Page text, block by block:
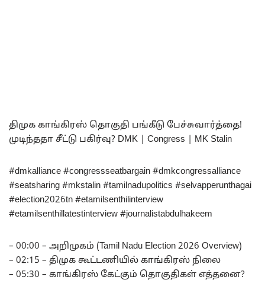
திமுக காங்கிரஸ் தொகுதி பங்கீடு பேச்சுவார்த்தை!
முடிந்ததா சீட்டு பகிர்வு? DMK | Congress | MK Stalin
#dmkalliance #congressseatbargain #dmkcongressalliance
#seatsharing #mkstalin #tamilnadupolitics #selvapperunthagai
#election2026tn #etamilsenthilinterview
#etamilsenthillatestinterview #journalistabdulhakeem
– 00:00 – அறிமுகம் (Tamil Nadu Election 2026 Overview)
– 02:15 – திமுக கூட்டணியில் காங்கிரஸ் நிலை
– 05:30 – காங்கிரஸ் கேட்கும் தொகுதிகள் எத்தனை?